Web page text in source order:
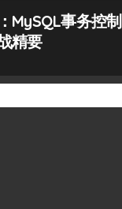
MySQL事务控制
精要